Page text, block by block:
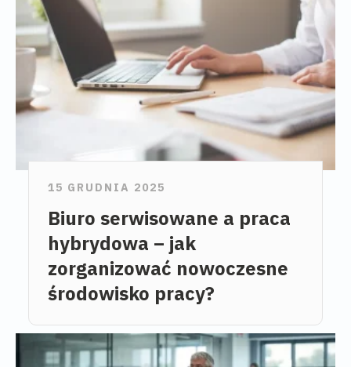
15 GRUDNIA 2025
Biuro serwisowane a praca
hybrydowa – jak
zorganizować nowoczesne
środowisko pracy?